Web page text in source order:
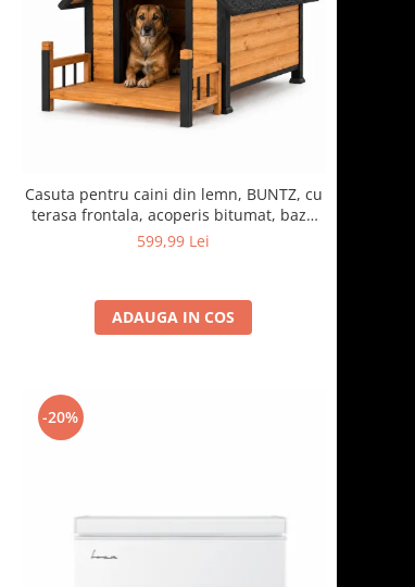
Casuta pentru caini din lemn, BUNTZ, cu
terasa frontala, acoperis bitumat, baza
ridicata, pentru talie medie si mare, 93 x
599,99 Lei
ADAUGA IN COS
-20%